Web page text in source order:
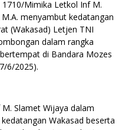
1710/Mimika Letkol Inf M.
menyambut kedatangan
(Wakasad) Letjen TNI
dalam rangka
di Bandara Mozes
6/2025).
Slamet Wijaya dalam
Wakasad beserta